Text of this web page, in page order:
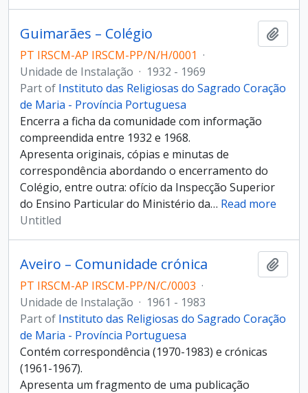
Guimarães – Colégio
PT IRSCM-AP IRSCM-PP/N/H/0001 ·
Unidade de Instalação · 1932 - 1969
Part of Instituto das Religiosas do Sagrado Coração
de Maria - Província Portuguesa
Encerra a ficha da comunidade com informação
compreendida entre 1932 e 1968.
Apresenta originais, cópias e minutas de
correspondência abordando o encerramento do
Colégio, entre outra: ofício da Inspecção Superior
do Ensino Particular do Ministério da… Read more
Untitled
Aveiro – Comunidade crónica
PT IRSCM-AP IRSCM-PP/N/C/0003 ·
Unidade de Instalação · 1961 - 1983
Part of Instituto das Religiosas do Sagrado Coração
de Maria - Província Portuguesa
Contém correspondência (1970-1983) e crónicas
(1961-1967).
Apresenta um fragmento de uma publicação